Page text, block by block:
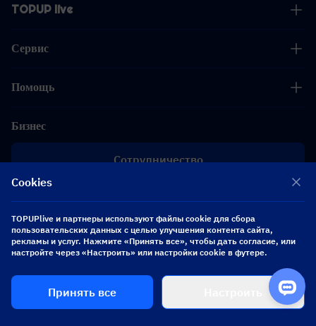
TOPUP live
Сервис
Помощь
Бизнес
Сотрудничество
[email protected]
Подписывайтесь на нас
Copyright 2026 SEA WHALE TECHNOLOGY PTE.LTD. All Rights Reserved.
Cookies
TOPUPlive и партнеры используют файлы cookie для сбора
пользовательских данных с целью улучшения контента сайта,
рекламы и услуг. Нажмите «Принять все», чтобы дать согласие, или
настройте через «Настроить» или настройки cookie в футере.
Принять все